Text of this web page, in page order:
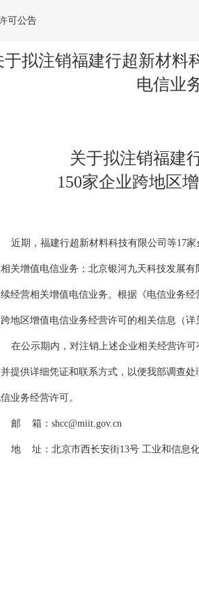
可公告
于拟注销福建行超新材料
电信业
关于拟注销福建
150家企业跨地区
近期，福建行超新材料科技有限公司等17
关增值电信业务；北京银河九天科技发展
经营相关增值电信业务。根据《电信业务
地区增值电信业务经营许可的相关信息（详
在公示期内，对注销上述企业相关经营许
提供详细凭证和联系方式，以便我部调查
业务经营许可。
邮 箱： shcc@miit.gov.cn
地 址：北京市西长安街13号 工业和信息